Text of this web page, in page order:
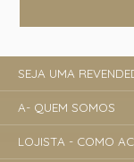
SEJA UMA
A- QUEM SOMOS
LOJISTA - COMO